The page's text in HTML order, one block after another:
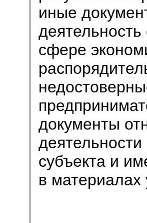
иные
сфере
документы
субъекта и
в материалах